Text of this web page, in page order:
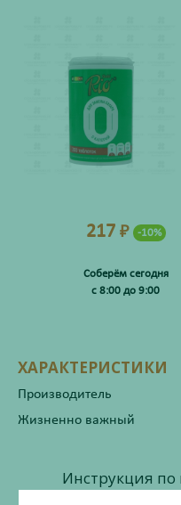
217 ₽ -10%
Соберём сегодня
с 8:00 до 9:00
ХАРАКТЕРИСТИКИ
Производитель
Жизненно важный
Инструкция